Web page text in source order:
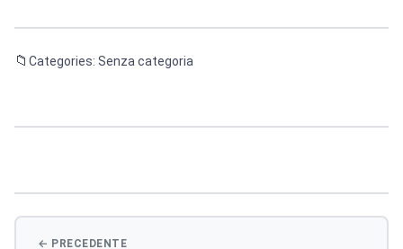
Categories: Senza categoria